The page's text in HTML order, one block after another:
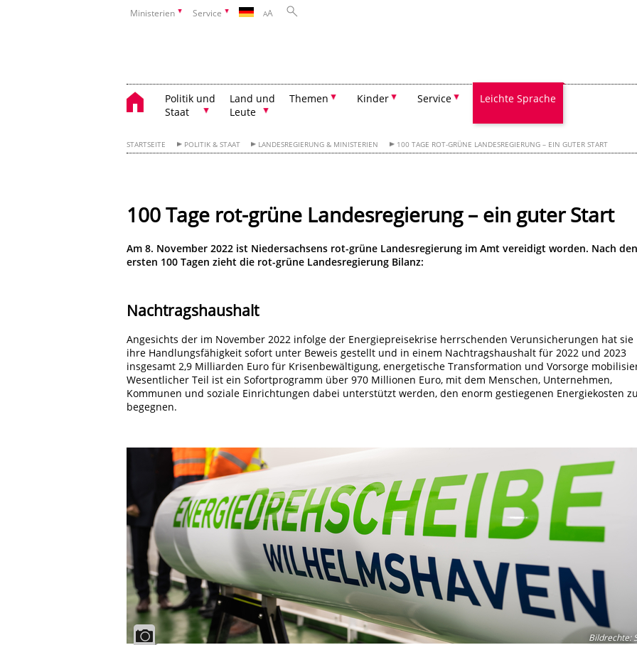
Ministerien Service AA
Politik und
Staat
Land und
Leute
Themen Kinder Service Leichte Sprache
STARTSEITE POLITIK & STAAT LANDESREGIERUNG & MINISTERIEN 100 TAGE ROT-GRÜNE LANDESREGIERUNG – EIN GUTER START
100 Tage rot-grüne Landesregierung – ein guter Start
Am 8. November 2022 ist Niedersachsens rot-grüne Landesregierung im Amt vereidigt worden. Nach den
ersten 100 Tagen zieht die rot-grüne Landesregierung Bilanz:
Nachtragshaushalt
Angesichts der im November 2022 infolge der Energiepreisekrise herrschenden Verunsicherungen hat sie
ihre Handlungsfähigkeit sofort unter Beweis gestellt und in einem Nachtragshaushalt für 2022 und 2023
insgesamt 2,9 Milliarden Euro für Krisenbewältigung, energetische Transformation und Vorsorge
Wesentlicher Teil ist ein Sofortprogramm über 970 Millionen Euro, mit dem Menschen, Unternehmen,
Kommunen und soziale Einrichtungen dabei unterstützt werden, den enorm gestiegenen Energiekosten
begegnen.
Bildrechte: